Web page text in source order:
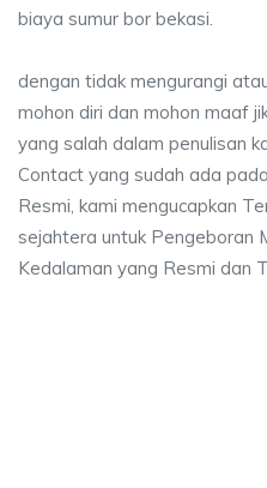
biaya sumur bor bekasi.
dengan tidak mengurangi
mohon diri dan mohon maaf
yang salah dalam penulisan
Contact yang sudah ada
Resmi, kami mengucapkan
sejahtera untuk Pengeboran
Kedalaman yang Resmi dan